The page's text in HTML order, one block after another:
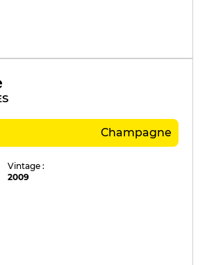
Champagne
Vintage :
2009